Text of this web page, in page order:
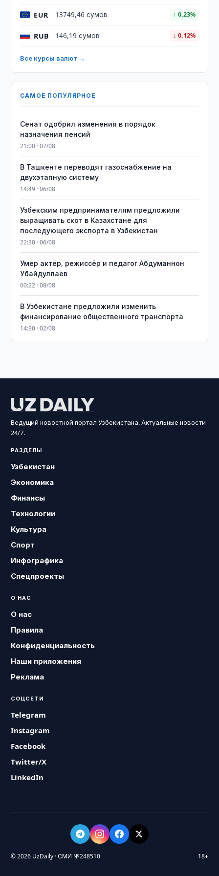
EUR 13749,46 сумов ↑ 0.23%
RUB 146,19 сумов ↓ 0.12%
Все курсы валют →
САМОЕ ПОПУЛЯРНОЕ
Сенат одобрил изменения в порядок
назначения пенсий
21:00 · 07/08
В Ташкенте переводят газоснабжение на
двухэтапную систему
14:49 · 06/08
Узбекским предпринимателям предложили
выращивать скот в Казахстане для
последующего экспорта в Узбекистан
22:30 · 06/08
Умер актёр, режиссёр и педагог Абдуманнон
Убайдуллаев
00:22 · 08/08
В Узбекистане предложили изменить
финансирование общественного транспорта
14:30 · 02/08
Ведущий новостной портал Узбекистана. Актуальные новости
24/7.
РАЗДЕЛЫ
Узбекистан
Экономика
Финансы
Технологии
Культура
Спорт
Инфографика
Спецпроекты
О НАС
О нас
Правила
Конфиденциальность
Наши приложения
Реклама
СОЦСЕТИ
Telegram
Instagram
Facebook
Twitter/X
LinkedIn
© 2026 UzDaily · СМИ №248510 18+